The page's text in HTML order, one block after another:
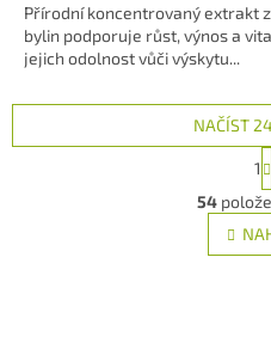
Přírodní koncentrovaný extrakt
bylin podporuje růst, výnos a
jejich odolnost vůči výskytu...
O
l
NAČÍST
S
r
1
54